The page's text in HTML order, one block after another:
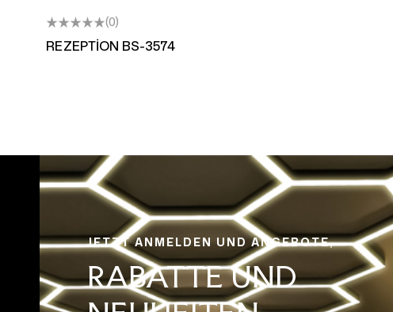
(0)
REZEPTİON BS-3574
JETZT ANMELDEN UND ANGEBOTE,
RABATTE UND